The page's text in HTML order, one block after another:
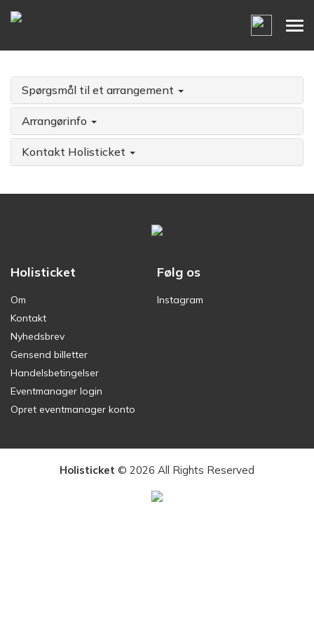
Spørgsmål til et arrangement
Arrangørinfo
Kontakt Holisticket
Holisticket
Om
Kontakt
Nyhedsbrev
Gensend billetter
Handelsbetingelser
Eventmanager login
Opret eventmanager konto
Følg os
Instagram
Holisticket © 2026 All Rights Reserved